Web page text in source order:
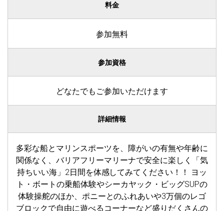
料金
参加無料
参加資格
どなたでもご参加いただけます
詳細情報
多彩な船とマリンスポーツを、障がいの有無や年齢に
関係なく、バリアフリーマリーナで安全に楽しく「気
持ちいい海」2日間を体感してみてください！！ ヨッ
ト・ボートの乗船体験やシーカヤック・ビッグSUPの
体験操舵のほか、ポニーとのふれあいや3万個のレゴ
ブロックで自由に遊べるコーナーなど盛りだくさんの